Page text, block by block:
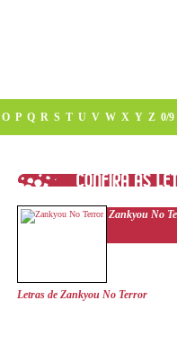
O P Q R S T U V W X Y Z 0/9
Zankyou No
Letras de Zankyou No Terror